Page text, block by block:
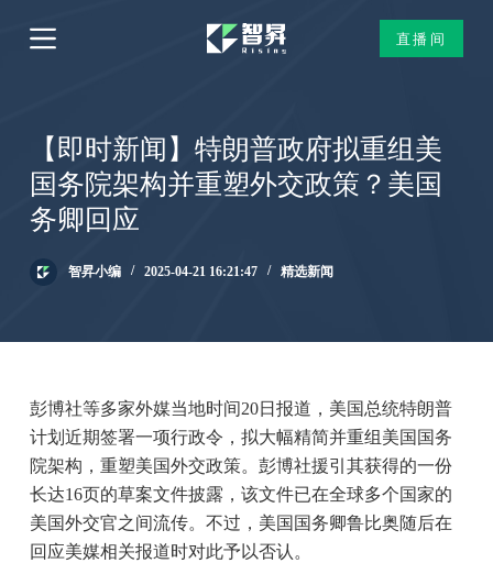
跳
过
直播间
【即时新闻】特朗普政府拟重组美
国务院架构并重塑外交政策？美国
务卿回应
智昇小编 2025-04-21 16:21:47 精选新闻
彭博社等多家外媒当地时间20日报道，美国总统特朗普
计划近期签署一项行政令，拟大幅精简并重组美国国务
院架构，重塑美国外交政策。彭博社援引其获得的一份
长达16页的草案文件披露，该文件已在全球多个国家的
美国外交官之间流传。不过，美国国务卿鲁比奥随后在
回应美媒相关报道时对此予以否认。